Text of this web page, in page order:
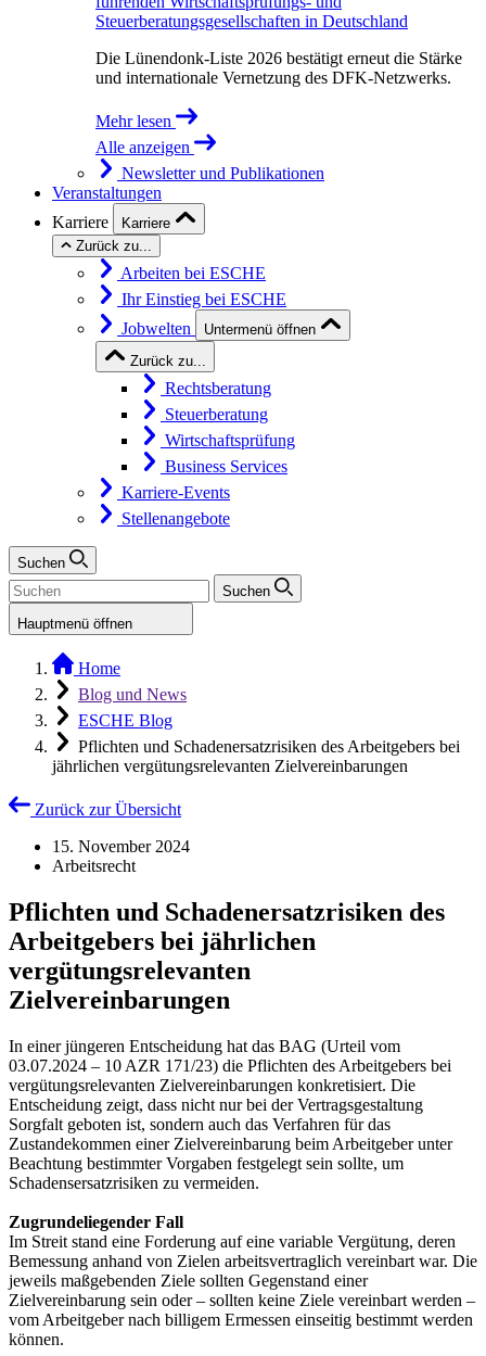
Steuerberatungsgesellschaften in Deutschland
Die Lünendonk-Liste 2026 bestätigt erneut die Stärke
und internationale Vernetzung des DFK-Netzwerks.
Mehr lesen
Alle anzeigen
Newsletter und Publikationen
Veranstaltungen
Karriere
Karriere
Zurück zu...
Arbeiten bei ESCHE
Ihr Einstieg bei ESCHE
Jobwelten
Untermenü öffnen
Zurück zu...
Rechtsberatung
Steuerberatung
Wirtschaftsprüfung
Business Services
Karriere-Events
Stellenangebote
Suchen
Suchen
Hauptmenü öffnen
Home
Blog und News
ESCHE Blog
Pflichten und Schadenersatzrisiken des Arbeitgebers bei
jährlichen vergütungsrelevanten Zielvereinbarungen
Zurück zur Übersicht
15. November 2024
Arbeitsrecht
Pflichten und Schadenersatzrisiken des
Arbeitgebers bei jährlichen
vergütungsrelevanten
Zielvereinbarungen
In einer jüngeren Entscheidung hat das BAG (Urteil vom
03.07.2024 – 10 AZR 171/23) die Pflichten des Arbeitgebers bei
vergütungsrelevanten Zielvereinbarungen konkretisiert. Die
Entscheidung zeigt, dass nicht nur bei der Vertragsgestaltung
Sorgfalt geboten ist, sondern auch das Verfahren für das
Zustandekommen einer Zielvereinbarung beim Arbeitgeber unter
Beachtung bestimmter Vorgaben festgelegt sein sollte, um
Schadensersatzrisiken zu vermeiden.
Zugrundeliegender Fall
Im Streit stand eine Forderung auf eine variable Vergütung, deren
Bemessung anhand von Zielen arbeitsvertraglich vereinbart war. Die
jeweils maßgebenden Ziele sollten Gegenstand einer
Zielvereinbarung sein oder – sollten keine Ziele vereinbart werden –
vom Arbeitgeber nach billigem Ermessen einseitig bestimmt werden
können.